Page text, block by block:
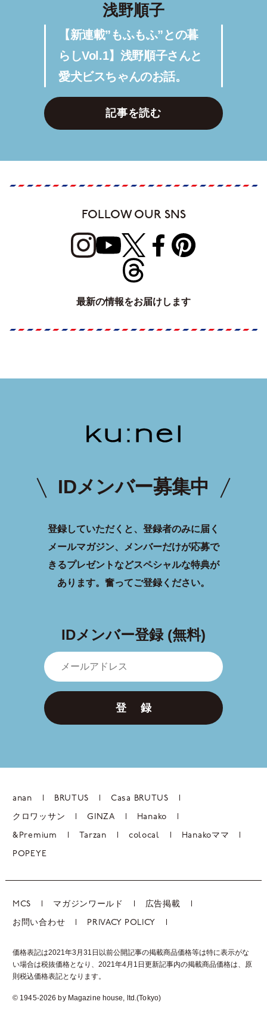
浅野順子
【新連載”もふもふ”との暮
らしVol.1】浅野順子さんと
愛犬ビスちゃんのお話。
記事を読む
FOLLOW OUR SNS
最新の情報をお届けします
IDメンバー募集中
登録していただくと、登録者のみに届く
メールマガジン、メンバーだけが応募で
きるプレゼントなどスペシャルな特典が
あります。 奮ってご登録ください。
IDメンバー登録 (無料)
登 録
anan BRUTUS Casa BRUTUS
クロワッサン GINZA Hanako
&Premium Tarzan colocal Hanakoママ
POPEYE
MCS マガジンワールド 広告掲載
お問い合わせ PRIVACY POLICY
価格表記は2021年3月31日以前公開記事の掲載商品価格等は特に表示がな
い場合は税抜価格となり、2021年4月1日更新記事内の掲載商品価格は、 原
則税込価格表記となります。
© 1945-2026 by Magazine house, ltd.(Tokyo)